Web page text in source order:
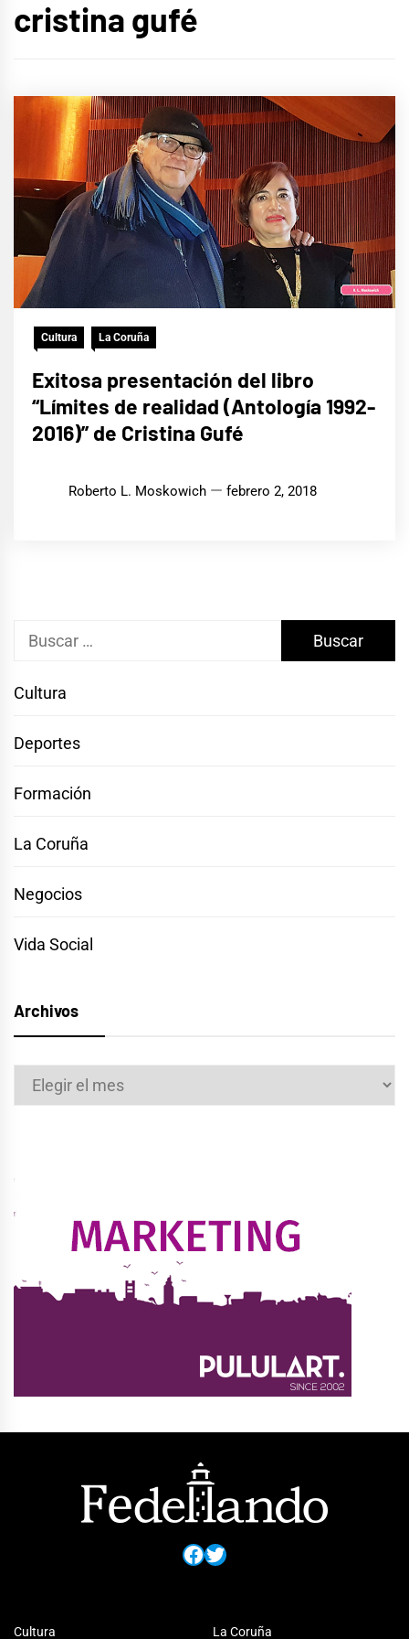
cristina gufé
Cultura La Coruña
Exitosa presentación del libro
“Límites de realidad (Antología 1992-
2016)” de Cristina Gufé
Roberto L. Moskowich febrero 2, 2018
Buscar:
Cultura
Deportes
Formación
La Coruña
Negocios
Vida Social
Archivos
Archivos
Facebook
Twitter
Cultura La Coruña